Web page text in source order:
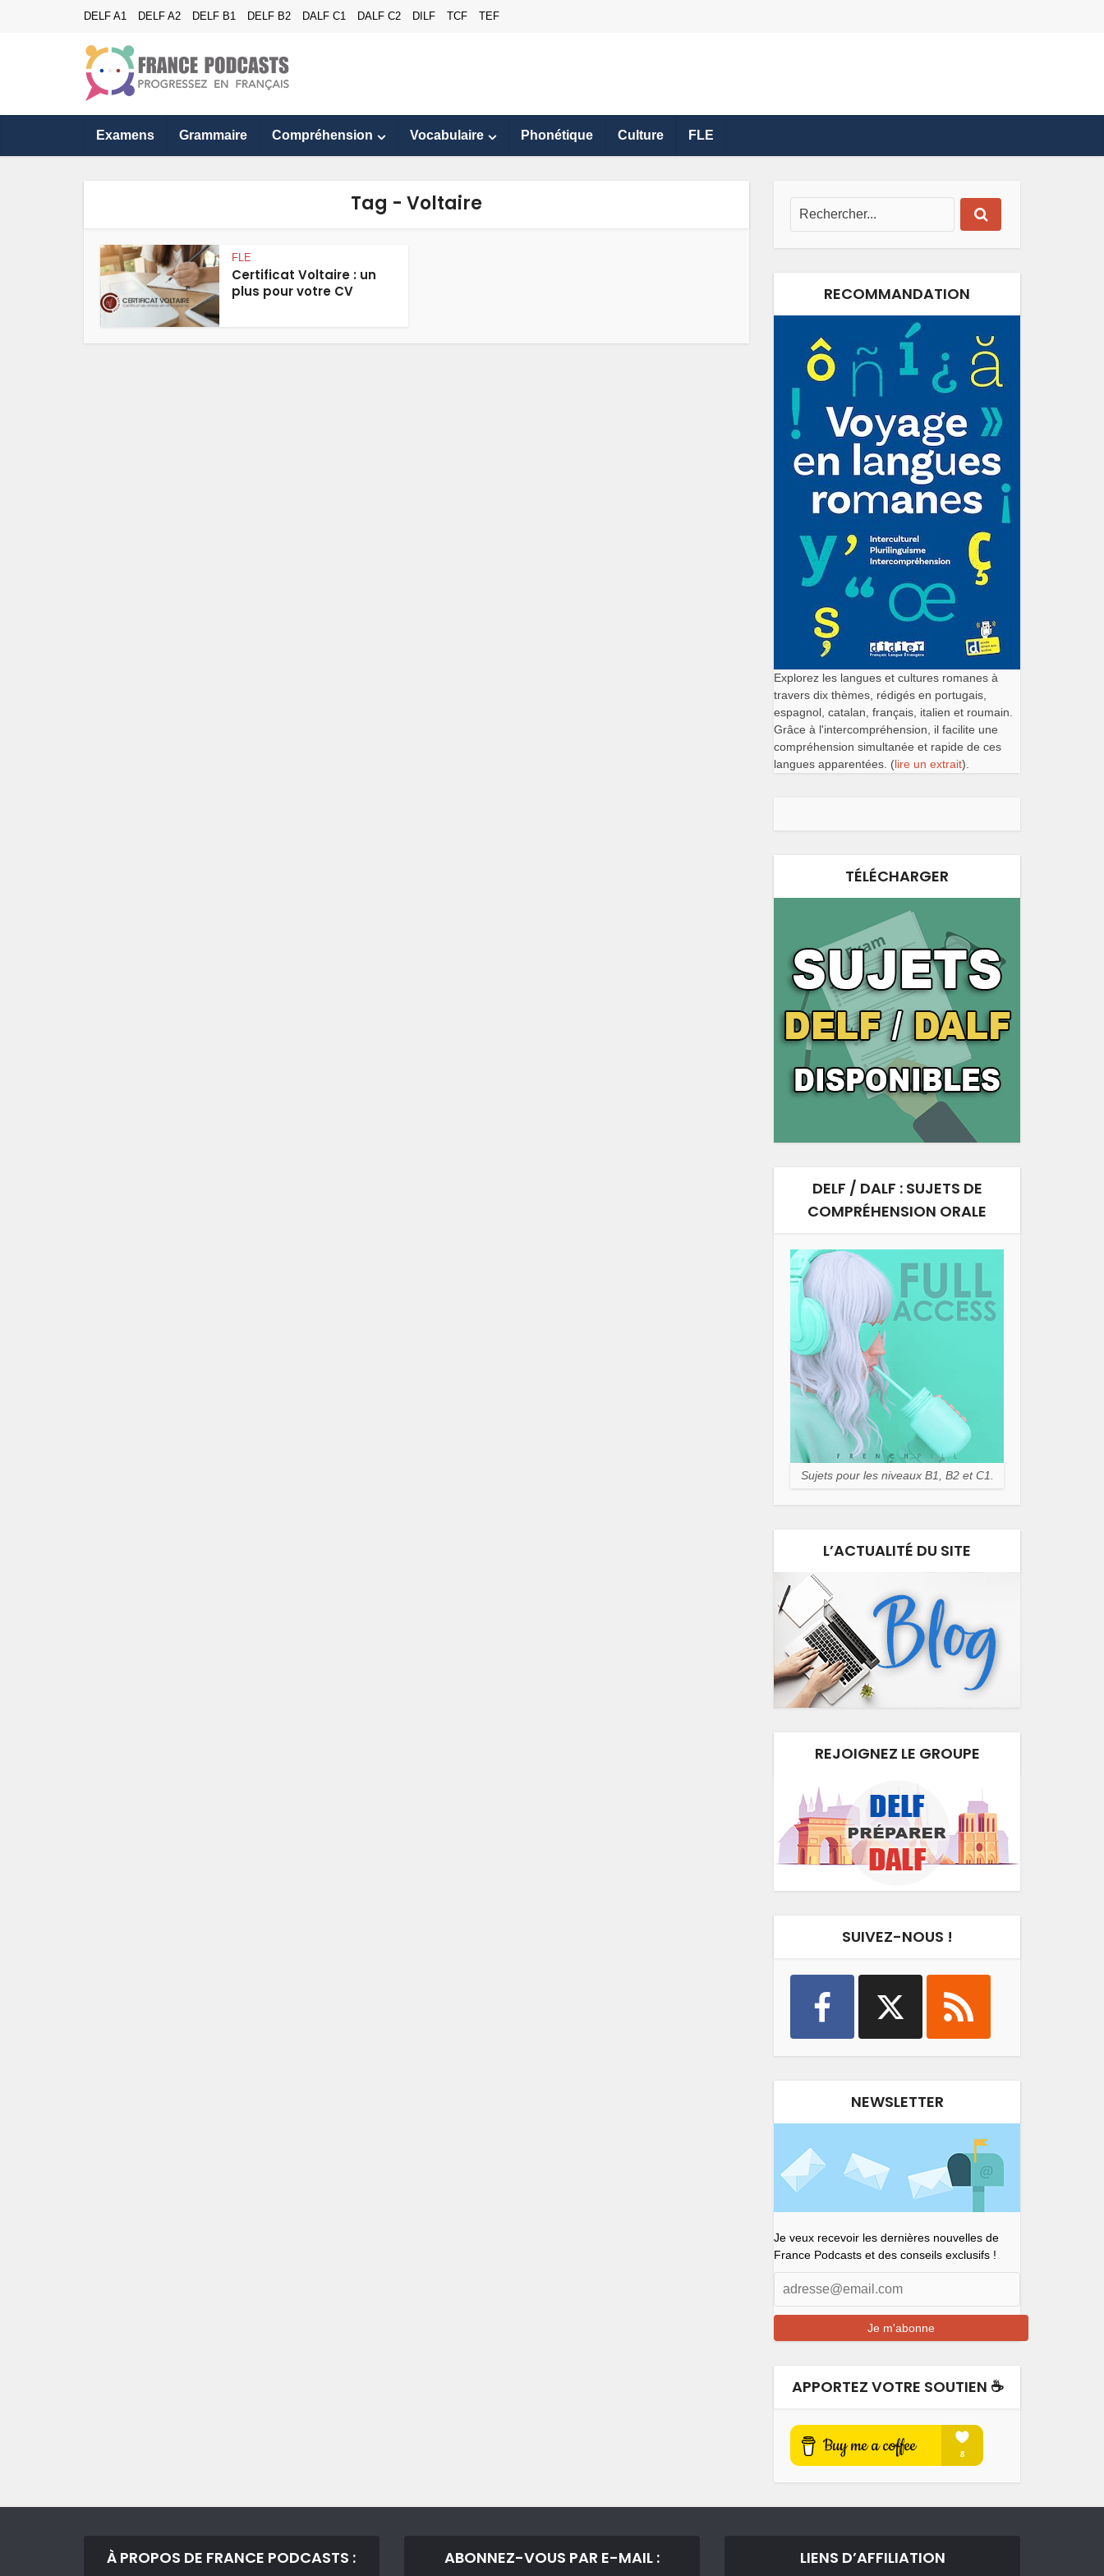
DELF A1 DELF A2 DELF B1 DELF B2 DALF C1 DALF C2 DILF TCF TEF
Examens Grammaire Compréhension Vocabulaire Phonétique Culture FLE
Tag - Voltaire
FLE
Certificat Voltaire : un
plus pour votre CV
RECOMMANDATION
Explorez les langues et cultures romanes à
travers dix thèmes, rédigés en portugais,
espagnol, catalan, français, italien et roumain.
Grâce à l'intercompréhension, il facilite une
compréhension simultanée et rapide de ces
langues apparentées. (lire un extrait).
TÉLÉCHARGER
DELF / DALF : SUJETS DE
COMPRÉHENSION ORALE
Sujets pour les niveaux B1, B2 et C1.
L’ACTUALITÉ DU SITE
REJOIGNEZ LE GROUPE
SUIVEZ-NOUS !
NEWSLETTER
Je veux recevoir les dernières nouvelles de
France Podcasts et des conseils exclusifs !
APPORTEZ VOTRE SOUTIEN ☕️
À PROPOS DE FRANCE PODCASTS : ABONNEZ-VOUS PAR E-MAIL : LIENS D’AFFILIATION